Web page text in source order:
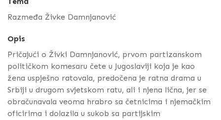
Razmeđa Živke Damnjanović
Opis
Pričajući o Živki Damnjanović, prvom partizanskom
političkom komesaru čete u Jugoslaviji koja je kao
žena uspješno ratovala, predočena je ratna drama u
Srbiji u drugom svjetskom ratu, ali i njena lična, jer se
obračunavala veoma hrabro sa četnicima i njemačkim
oficirima i dolazila u sukob sa partijskim